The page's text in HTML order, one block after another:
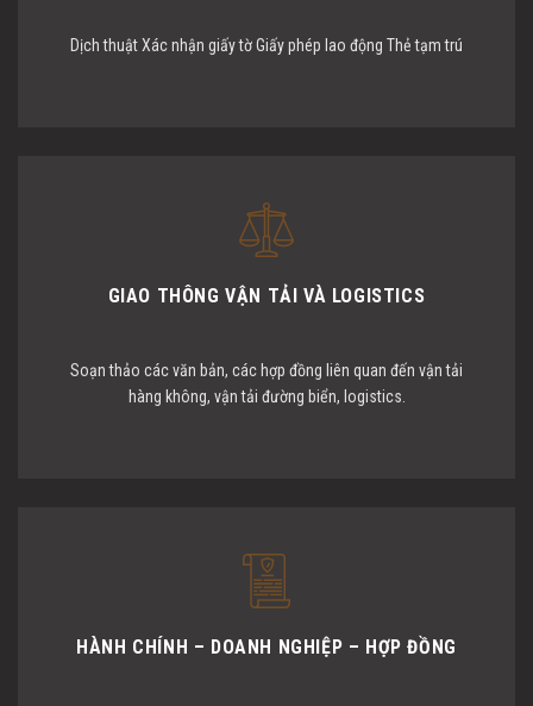
Dịch thuật Xác nhận giấy tờ Giấy phép lao động Thẻ tạm trú
GIAO THÔNG VẬN TẢI VÀ LOGISTICS
Soạn thảo các văn bản, các hợp đồng liên quan đến vận tải
hàng không, vận tải đường biển, logistics.
HÀNH CHÍNH – DOANH NGHIỆP – HỢP ĐỒNG